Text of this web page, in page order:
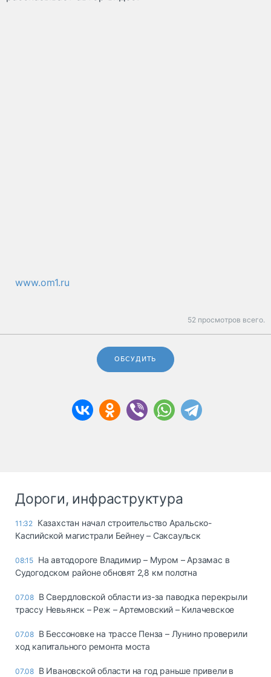
www.om1.ru
52 просмотров всего.
ОБСУДИТЬ
Дороги, инфраструктура
11:32 Казахстан начал строительство Аральско-
Каспийской магистрали Бейнеу – Саксаульск
08:15 На автодороге Владимир – Муром – Арзамас в
Судогодском районе обновят 2,8 км полотна
07.08 В Свердловской области из-за паводка перекрыли
трассу Невьянск – Реж – Артемовский – Килачевское
07.08 В Бессоновке на трассе Пенза – Лунино проверили
ход капитального ремонта моста
07.08 В Ивановской области на год раньше привели в